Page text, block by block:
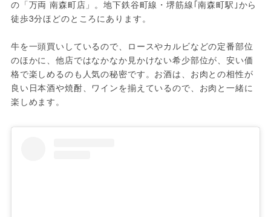
の「万両 南森町店」。地下鉄谷町線・堺筋線｢南森町駅｣から
徒歩3分ほどのところにあります。
牛を一頭買いしているので、ロースやカルビなどの定番部位
のほかに、他店ではなかなか見かけない希少部位が、安い価
格で楽しめるのも人気の秘密です。お酒は、お肉との相性が
良い日本酒や焼酎、ワインを揃えているので、お肉と一緒に
楽しめます。